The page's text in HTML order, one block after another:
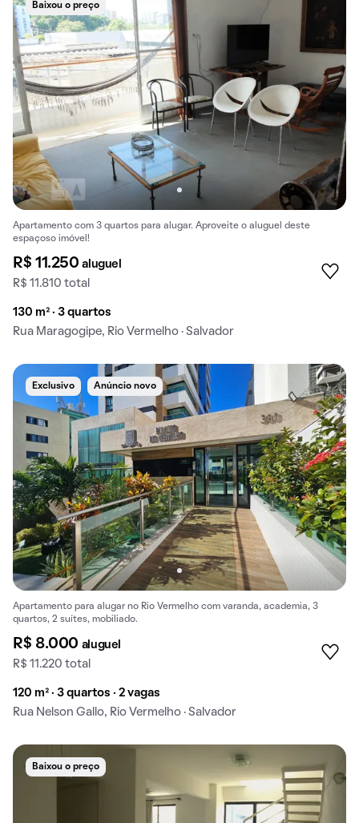
Baixou o preço
Apartamento com 3 quartos para alugar. Aproveite o aluguel deste
espaçoso imóvel!
R$ 11.250aluguel
R$ 11.810 total
130 m² · 3 quartos
Rua Maragogipe, Rio Vermelho · Salvador
Exclusivo Anúncio novo
Apartamento para alugar no Rio Vermelho com varanda, academia, 3
quartos, 2 suítes, mobiliado.
R$ 8.000 aluguel
R$ 11.220 total
120 m² · 3 quartos · 2 vagas
Rua Nelson Gallo, Rio Vermelho · Salvador
Baixou o preço